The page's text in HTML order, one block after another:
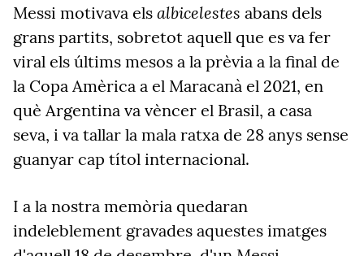
Messi motivava els albicelestes abans dels
grans partits, sobretot aquell que es va fer
viral els últims mesos a la prèvia a la final de
la Copa Amèrica a el Maracanà el 2021, en
què Argentina va vèncer el Brasil, a casa
seva, i va tallar la mala ratxa de 28 anys sense
guanyar cap títol internacional.
I a la nostra memòria quedaran
indeleblement gravades aquestes imatges